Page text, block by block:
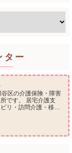
ター
区の介護保険・障害
です。 居宅介護支
リ・訪問介護・移動